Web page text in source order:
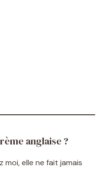
anglaise ?
moi, elle ne fait jamais